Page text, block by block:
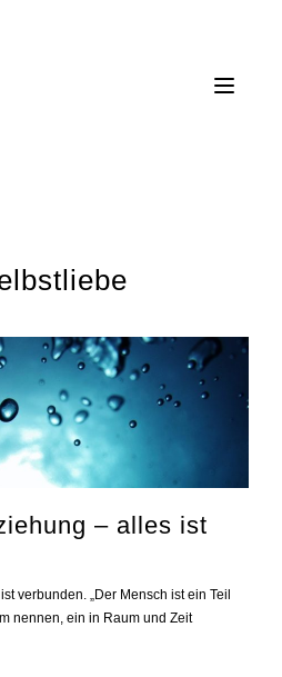
– alles ist
verbunden. „Der Mensch ist ein Teil
nennen, ein in Raum und Zeit